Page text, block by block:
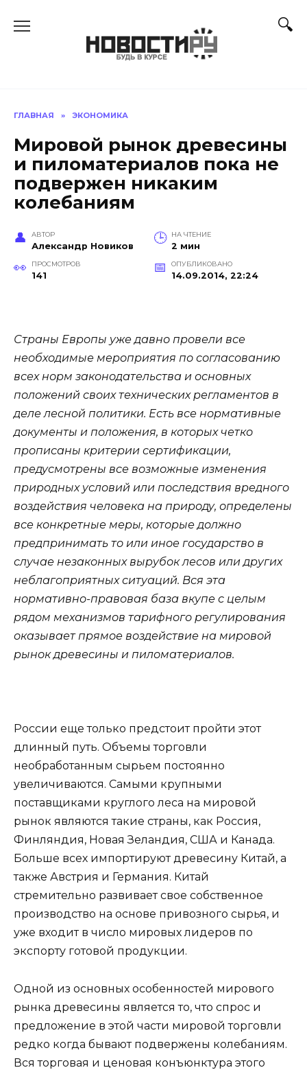
ГЛАВНАЯ » ЭКОНОМИКА
Мировой рынок древесины
и пиломатериалов пока не
подвержен никаким
колебаниям
АВТОР
Александр Новиков
НА ЧТЕНИЕ
2 мин
ПРОСМОТРОВ
141
ОПУБЛИКОВАНО
14.09.2014, 22:24
Страны Европы уже давно провели все
необходимые мероприятия по согласованию
всех норм законодательства и основных
положений своих технических регламентов в
деле лесной политики. Есть все нормативные
документы и положения, в которых четко
прописаны критерии сертификации,
предусмотрены все возможные изменения
природных условий или последствия вредного
воздействия человека на природу, определены
все конкретные меры, которые должно
предпринимать то или иное государство в
случае незаконных вырубок лесов или других
неблагоприятных ситуаций. Вся эта
нормативно-правовая база вкупе с целым
рядом механизмов тарифного регулирования
оказывает прямое воздействие на мировой
рынок древесины и пиломатериалов.
России еще только предстоит пройти этот
длинный путь. Объемы торговли
необработанным сырьем постоянно
увеличиваются. Самыми крупными
поставщиками круглого леса на мировой
рынок являются такие страны, как Россия,
Финляндия, Новая Зеландия, США и Канада.
Больше всех импортируют древесину Китай, а
также Австрия и Германия. Китай
стремительно развивает свое собственное
производство на основе привозного сырья, и
уже входит в число мировых лидеров по
экспорту готовой продукции.
Одной из основных особенностей мирового
рынка древесины является то, что спрос и
предложение в этой части мировой торговли
редко когда бывают подвержены колебаниям.
Вся торговая и ценовая конъюнктура этого